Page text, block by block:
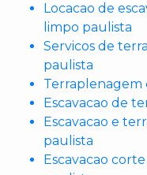
Locacao de
limpo paulista
Servicos de
paulista
Terraplenagem
Escavacao de
Escavacao e
paulista
Escavacao